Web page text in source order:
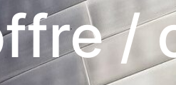
/